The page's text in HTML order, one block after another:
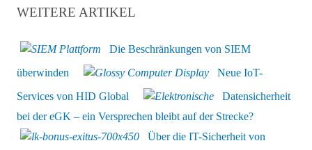
WEITERE ARTIKEL
Die Beschränkungen von SIEM
überwinden
Neue IoT-
Services von HID Global
Datensicherheit
bei der eGK – ein Versprechen bleibt auf der Strecke?
Über die IT-Sicherheit von